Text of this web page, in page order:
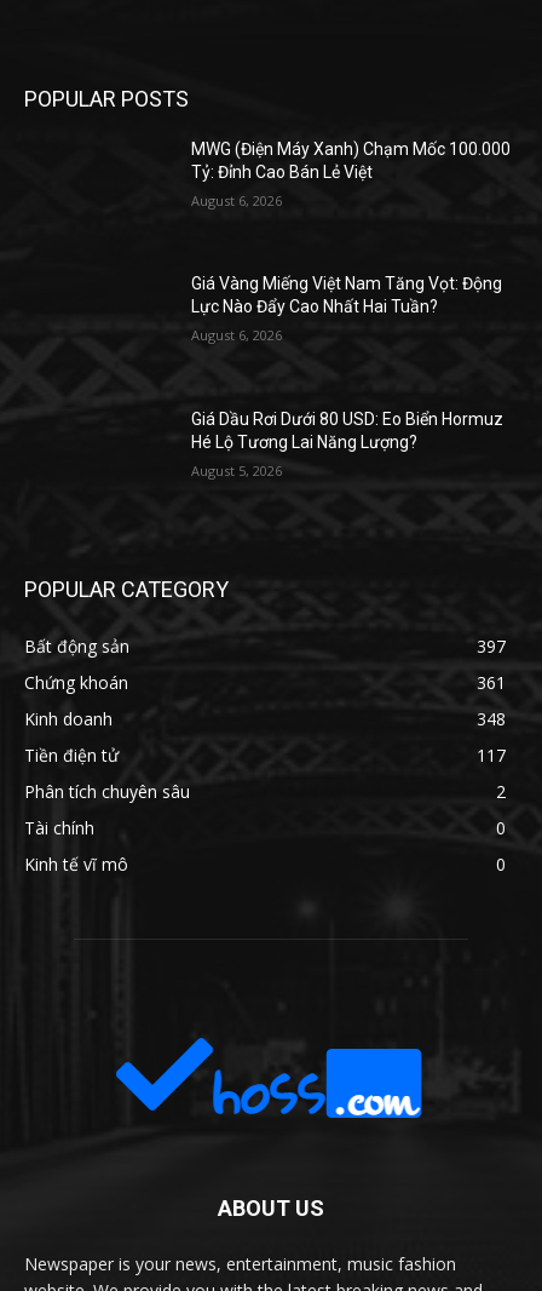
POPULAR POSTS
MWG (Điện Máy Xanh) Chạm Mốc 100.000
Tỷ: Đỉnh Cao Bán Lẻ Việt
August 6, 2026
Giá Vàng Miếng Việt Nam Tăng Vọt: Động
Lực Nào Đẩy Cao Nhất Hai Tuần?
August 6, 2026
Giá Dầu Rơi Dưới 80 USD: Eo Biển Hormuz
Hé Lộ Tương Lai Năng Lượng?
August 5, 2026
POPULAR CATEGORY
Bất động sản
397
Chứng khoán
361
Kinh doanh
348
Tiền điện tử
117
Phân tích chuyên sâu
2
Tài chính
0
Kinh tế vĩ mô
0
ABOUT US
Newspaper is your news, entertainment, music fashion